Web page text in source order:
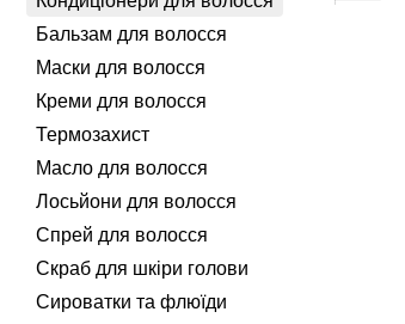
Бальзам для волосся
Маски для волосся
Креми для волосся
Термозахист
Масло для волосся
Лосьйони для волосся
Спрей для волосся
Скраб для шкіри голови
Сироватки та флюїди